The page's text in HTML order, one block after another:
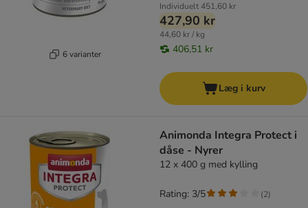
6 varianter
Individuelt451,60 kr
427,90 kr
44,60 kr / kg
406,51 kr
Læg i kurv
Animonda Integra Protect i
dåse - Nyrer
12 x 400 g med kylling
Rating: 3/5 (2)